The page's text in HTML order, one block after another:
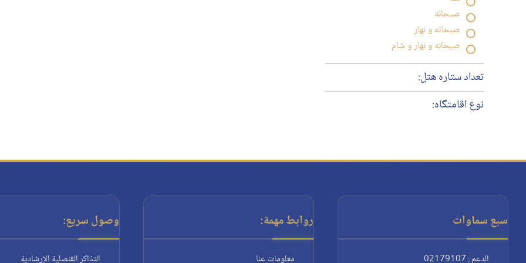
صبحانه
صبحانه و نهار
صبحانه و نهار و شام
تعداد ستاره هتل:
نوع اقامتگاه:
سبع سماوات
الدعم : 02179107
روابط مهمة:
معلومات عنا
وصول سريع:
التذاكر القنصلية الإرشادية